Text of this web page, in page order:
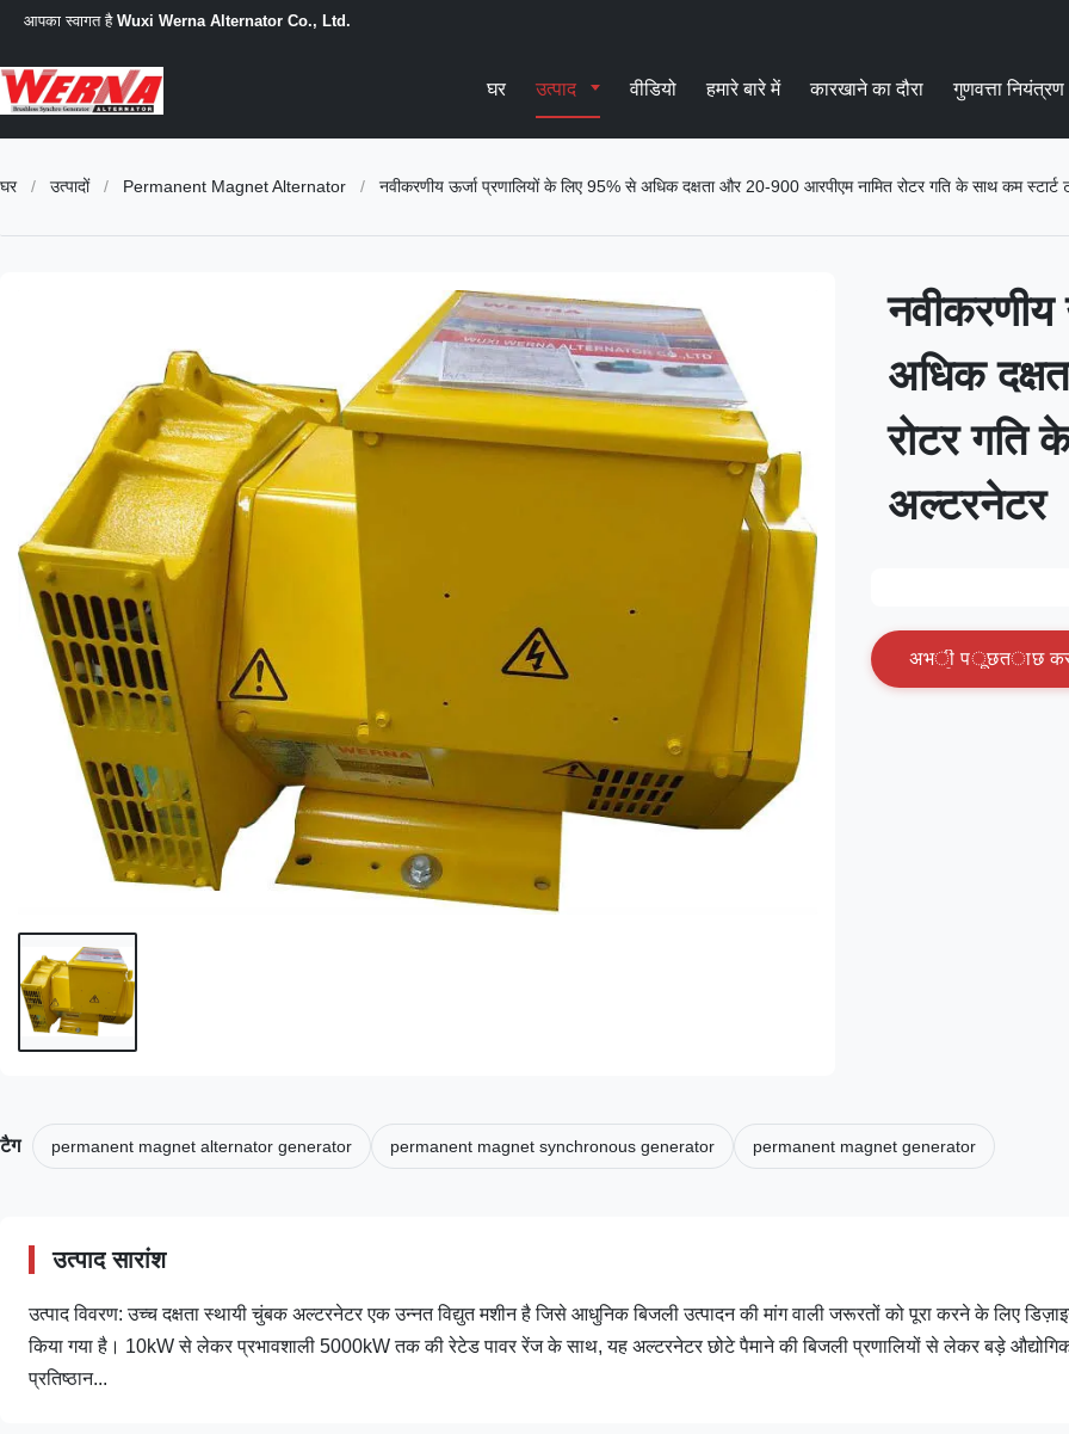
आपका स्वागत है Wuxi Werna Alternator Co., Ltd.
घर उत्पाद वीडियो हमारे बारे में कारखाने का दौरा गुणवत्ता नियंत्रण
घर / उत्पादों / Permanent Magnet Alternator / नवीकरणीय ऊर्जा प्रणालियों के लिए 95% से अधिक दक्षता और 20-900 आरपीएम नामित रोटर गति के साथ कम स्टार्ट
नवीकरणीय
अधिक
रोटर गति
अल्टरनेटर
अभी पूछताछ क
टैग permanent magnet alternator generator permanent magnet synchronous generator permanent magnet generator
उत्पाद सारांश
उत्पाद विवरण: उच्च दक्षता स्थायी चुंबक अल्टरनेटर एक उन्नत विद्युत मशीन है जिसे आधुनिक बिजली उत्पादन की मांग वाली जरूरतों को पूरा करने के लिए
किया गया है। 10kW से लेकर प्रभावशाली 5000kW तक की रेटेड पावर रेंज के साथ, यह अल्टरनेटर छोटे पैमाने की बिजली प्रणालियों से लेकर बड़े
प्रतिष्ठान...